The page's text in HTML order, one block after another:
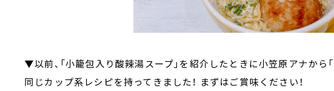
▼以前、「小籠包入り酸辣湯スープ」を紹介したときに小笠原アナから「
同じカップ系レシピを持ってきました！ まずはご賞味ください！